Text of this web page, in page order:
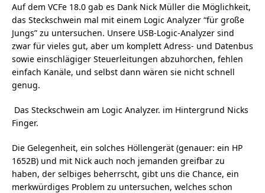
Auf dem VCFe 18.0 gab es Dank Nick Müller die Möglichkeit,
das Steckschwein mal mit einem Logic Analyzer “für große
Jungs” zu untersuchen. Unsere USB-Logic-Analyzer sind
zwar für vieles gut, aber um komplett Adress- und Datenbus
sowie einschlägiger Steuerleitungen abzuhorchen, fehlen
einfach Kanäle, und selbst dann wären sie nicht schnell
genug.
Das Steckschwein am Logic Analyzer. im Hintergrund Nicks
Finger.
Die Gelegenheit, ein solches Höllengerät (genauer: ein HP
1652B) und mit Nick auch noch jemanden greifbar zu
haben, der selbiges beherrscht, gibt uns die Chance, ein
merkwürdiges Problem zu untersuchen, welches schon